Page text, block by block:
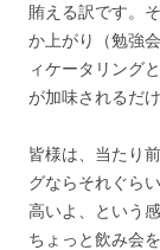
賄える訳です。
か上がり（勉強
ィケータリング
が加味されるだ
皆様は、当たり
グならそれぐら
高いよ、という
ちょっと飲み会